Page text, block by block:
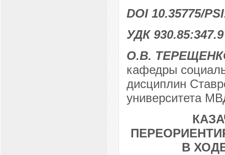
DOI 10.35775/
УДК 930.85:347.9
О.В.
кафедры
дисциплин
университета
В